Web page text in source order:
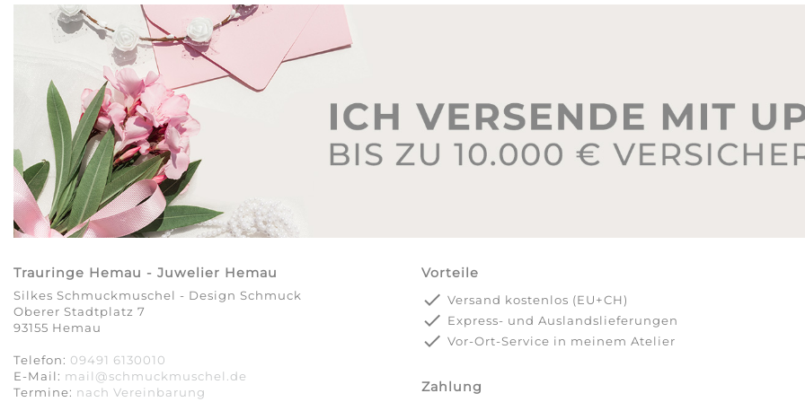
Trauringe Hemau - Juwelier Hemau
Silkes Schmuckmuschel - Design Schmuck
Oberer Stadtplatz 7
93155 Hemau
Telefon: 09491 6130010
E-Mail: mail@schmuckmuschel.de
Termine: nach Vereinbarung​​​​​​​
Vorteile
done Versand kostenlos (EU+CH)
done Express- und Auslandslieferungen
done Vor-Ort-Service in meinem Atelier
Zahlung